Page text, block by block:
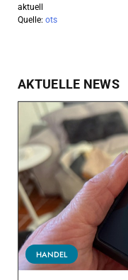
aktuell
Quelle: ots
AKTUELLE NEWS
HANDEL